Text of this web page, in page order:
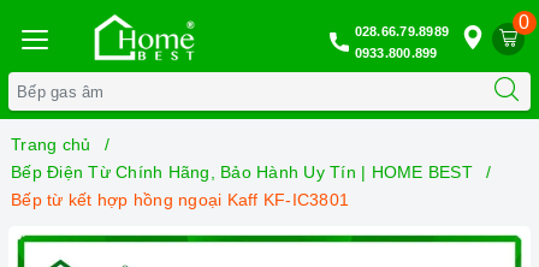
0
028.66.79.8989
0933.800.899
Trang chủ
Bếp Điện Từ Chính Hãng, Bảo Hành Uy Tín | HOME BEST
Bếp từ kết hợp hồng ngoại Kaff KF-IC3801